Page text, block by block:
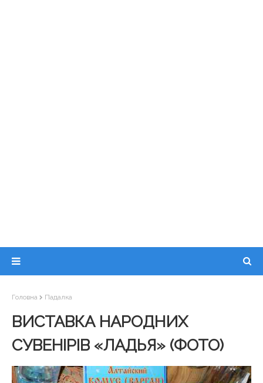
Головна Падалка
ВИСТАВКА НАРОДНИХ
СУВЕНІРІВ «ЛАДЬЯ» (ФОТО)